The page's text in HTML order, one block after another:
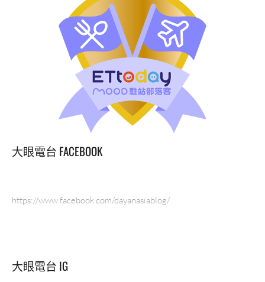
大眼電台 FACEBOOK
https://www.facebook.com/dayanasiablog/
大眼電台 IG